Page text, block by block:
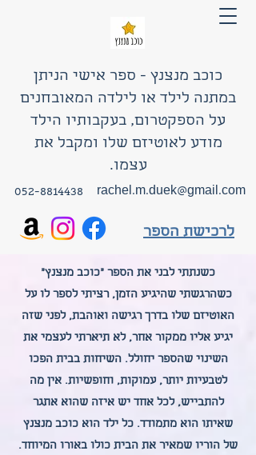
052-8814438 rachel.m.duek@gmail.com
לרכישת הספר
כוכב מנצנץ - ספר אישי הניתן
במתנה לילד או לילדה המאובחנים
על הספקטרום, בעקבותיו הילד
מודע לאוטיזם שלו ומקבל את
עצמו.
כשנתתי לבני את הספר "כוכב מנצנץ"
כשהרגשתי שהיגיע הזמן, רציתי לספר לו על
האוטיזם שלו בדרך רגישה ואוהבת, לפני שזה
יגיע אליו ממקור אחר, לא תיארתי לעצמי את
השינוי שהספריחולל. השיחות בבית הפכו
לטבעיות יותר, עמוקות, וחופשיות. אין מה
להתבייש, לכל אחד יש איזה שהוא אתגר
שאיתו הוא מתמודד. כל ילד הוא כוכב מנצנץ
של הוריו שמאיר את הבית כולו באורו המיוחד.